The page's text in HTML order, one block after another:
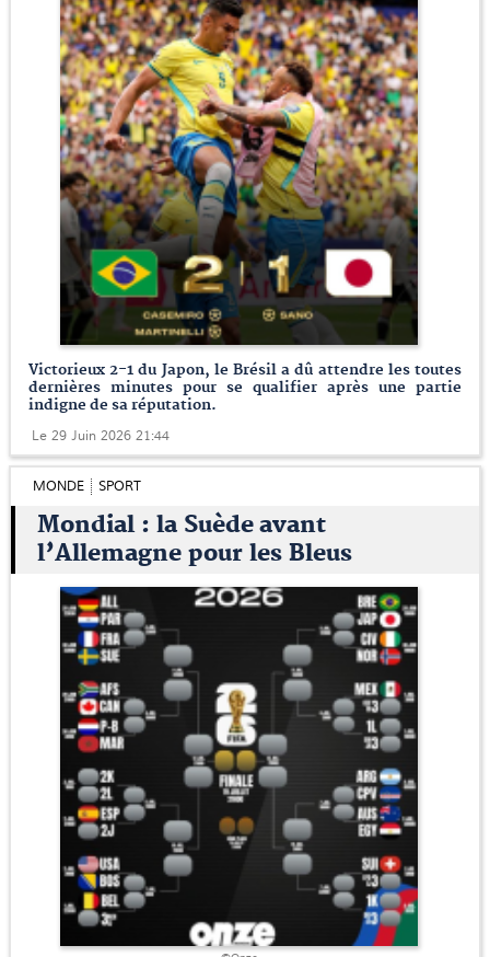
Victorieux 2-1 du Japon, le Brésil a dû attendre les toutes
dernières minutes pour se qualifier après une partie
indigne de sa réputation.
Le 29 Juin 2026 21:44
MONDE SPORT
Mondial : la Suède avant
l’Allemagne pour les Bleus